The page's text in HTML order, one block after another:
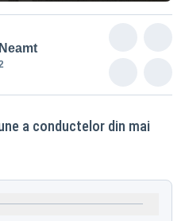
a conductelor din mai